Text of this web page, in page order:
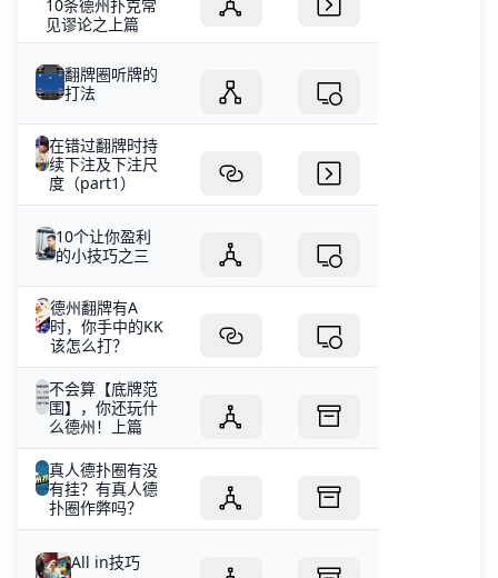
10条德州扑克常
见谬论之上篇
翻牌圈听牌的
打法
在错过翻牌时持
续下注及下注尺
度（part1）
10个让你盈利
的小技巧之三
德州翻牌有A
时，你手中的KK
该怎么打？
不会算【底牌范
围】，你还玩什
么德州！上篇
真人德扑圈有没
有挂？有真人德
扑圈作弊吗？
All in技巧